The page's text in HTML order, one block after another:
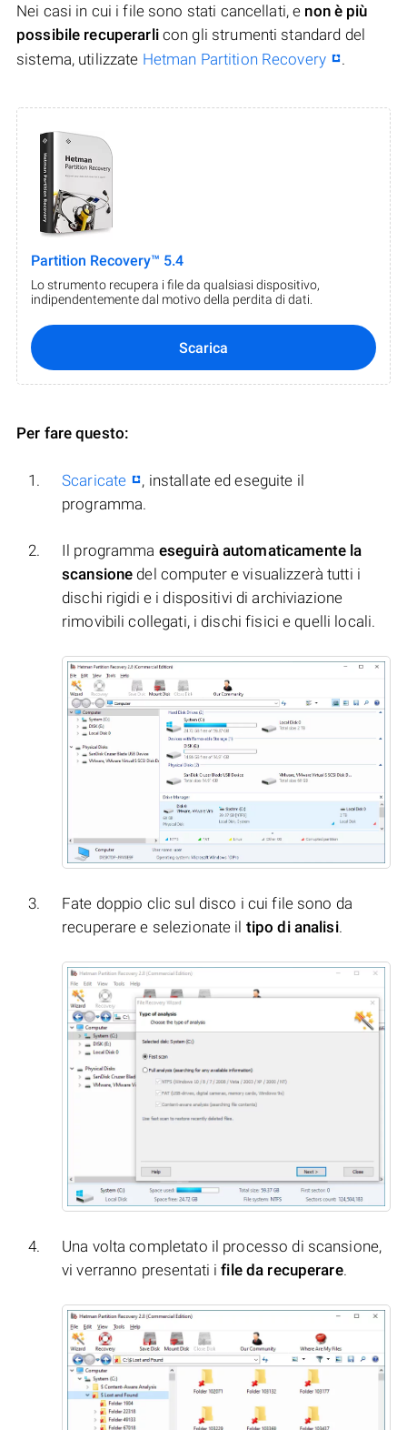
Nei casi in cui i file sono stati cancellati, e non è più
possibile recuperarlicon gli strumenti standard del
sistema, utilizzate Hetman Partition Recovery .
Partition Recovery™ 5.4
Lo strumento recupera i file da qualsiasi dispositivo,
indipendentemente dal motivo della perdita di dati.
Scarica
Per fare questo:
Scaricate
, installate ed eseguite il
programma.
Il programma eseguirà automaticamente la
scansione del computer e visualizzerà tutti i
dischi rigidi e i dispositivi di archiviazione
rimovibili collegati, i dischi fisici e quelli locali.
Fate doppio clic sul disco i cui file sono da
recuperare e selezionate il tipo di analisi.
Una volta completato il processo di scansione,
vi verranno presentati ifile da recuperare.